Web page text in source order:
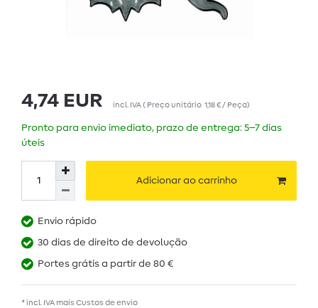
4,74 EUR incl. IVA( Preço unitário 1,18 € / Peça)
Pronto para envio imediato, prazo de entrega: 5–7 dias
úteis
Adicionar ao carrinho
Envio rápido
30 dias de direito de devolução
Portes grátis a partir de 80 €
* incl. IVA mais Custos de envio